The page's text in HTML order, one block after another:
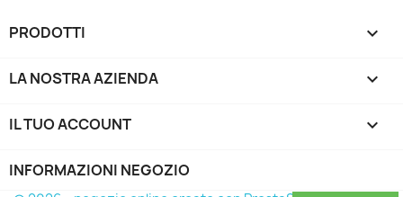
PRODOTTI 
LA NOSTRA AZIENDA 
IL TUO ACCOUNT 
INFORMAZIONI NEGOZIO